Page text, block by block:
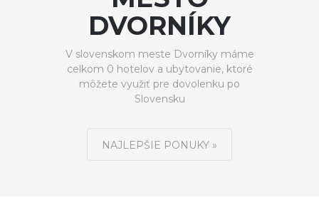
DVORNÍKY
V slovenskom meste Dvorníky máme
celkom 0 hotelov a ubytovanie, ktoré
môžete využiť pre dovolenku po
Slovensku
NAJLEPŠIE PONUKY »